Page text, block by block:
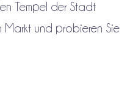
Tempel der Stadt
Markt und probieren Sie